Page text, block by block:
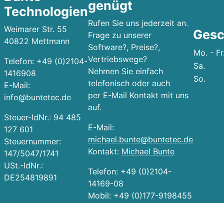
Technologien
Weimarer Str. 55
40822 Mettmann
Telefon: +49 (0)2104-
1416908
E-Mail:
info@buntetec.de
Steuer-IdNr.: 94 485
127 601
Steuernummer:
147/5047/1741
USt.-IdNr.:
DE254819891
genügt
Rufen Sie uns jederzeit an.
Frage zu unserer
Software?, Preise?,
Vertriebswege?
Nehmen Sie einfach
telefonisch oder auch
per E-Mail Kontakt mit uns
auf.
E-Mail:
michael.bunte@buntetec.de
Kontakt: Michael Bunte
Telefon: +49 (0)2104-
14169-08
Mobil: +49 (0)177-9198455
Mo. -
Sa.
So.